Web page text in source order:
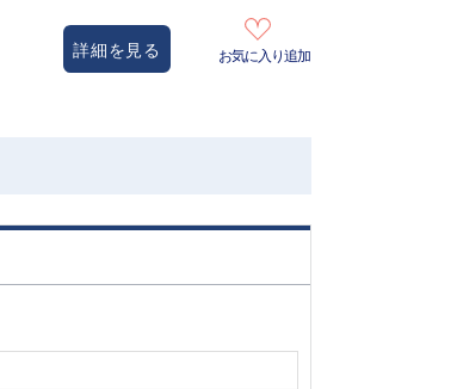
詳細を見る お気に入り追加